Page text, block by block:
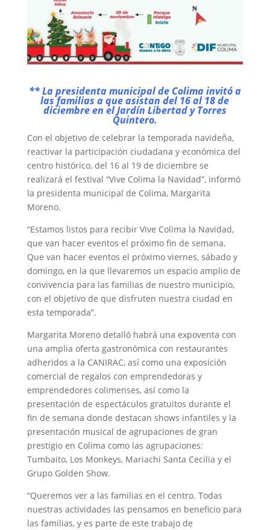
** La presidenta municipal de Colima invitó a
las familias a que asistan del 16 al 18 de
diciembre en el Jardín Libertad y Torres
Quintero.
Con el objetivo de celebrar la temporada navideña,
reactivar la participación ciudadana y económica del
centro histórico, del 16 al 19 de diciembre se
realizará el festival “Vive Colima la Navidad”, informó
la presidenta municipal de Colima, Margarita
Moreno.
“Estamos listos para recibir Vive Colima la Navidad,
que van hacer eventos el próximo fin de semana.
Que van hacer eventos el próximo viernes, sábado y
domingo, en la que llevaremos un espacio amplio de
convivencia para las familias de nuestro municipio,
con el objetivo de que disfruten nuestra ciudad en
esta temporada”.
Margarita Moreno detalló habrá una expoventa con
una amplia oferta gastronómica con restaurantes
adheridos a la CANIRAC, así como una exposición
comercial de regalos con emprendedoras y
emprendedores colimenses, así como la
presentación de espectáculos gratuitos durante el
fin de semana donde destacan shows infantiles y la
presentación musical de agrupaciones de gran
prestigio en Colima como las agrupaciones:
Tumbaito, Los Monkeys, Mariachi Santa Cecilia y el
Grupo Golden Show.
“Queremos ver a las familias en el centro. Todas
nuestras actividades las pensamos en beneficio para
las familias, y es parte de este trabajo de